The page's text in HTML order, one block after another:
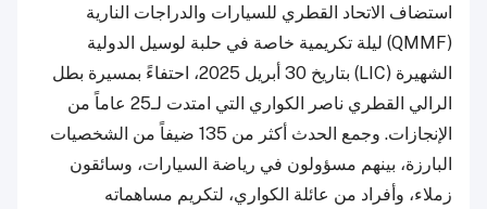
استضاف الاتحاد القطري للسيارات والدراجات النارية
(QMMF) ليلة تكريمية خاصة في حلبة لوسيل الدولية
الشهيرة (LIC) بتاريخ 30 أبريل 2025، احتفاءً بمسيرة بطل
الرالي القطري ناصر الكواري التي امتدت لـ25 عاماً من
الإنجازات. وجمع الحدث أكثر من 135 ضيفاً من الشخصيات
البارزة، بينهم مسؤولون في رياضة السيارات، وسائقون
زملاء، وأفراد من عائلة الكواري، لتكريم مساهماته